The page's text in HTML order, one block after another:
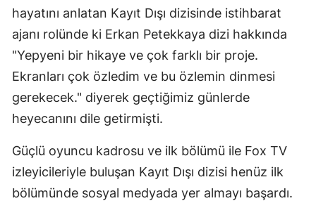
hayatını anlatan Kayıt Dışı dizisinde istihbarat
ajanı rolünde ki Erkan Petekkaya dizi hakkında
"Yepyeni bir hikaye ve çok farklı bir proje.
Ekranları çok özledim ve bu özlemin dinmesi
gerekecek." diyerek geçtiğimiz günlerde
heyecanını dile getirmişti.
Güçlü oyuncu kadrosu ve ilk bölümü ile Fox TV
izleyicileriyle buluşan Kayıt Dışı dizisi henüz ilk
bölümünde sosyal medyada yer almayı başardı.